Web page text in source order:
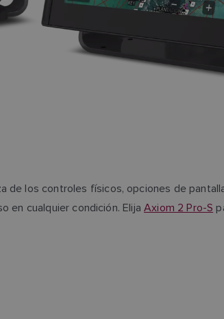
de los controles físicos, opciones de
en cualquier condición. ElijaAxiom 2 Pro-S